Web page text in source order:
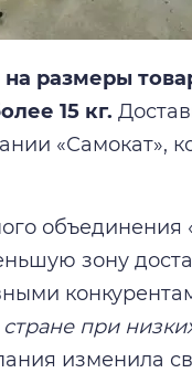
размеры
15 кг.
«Самокат»,
объединения
зону
при
изменила